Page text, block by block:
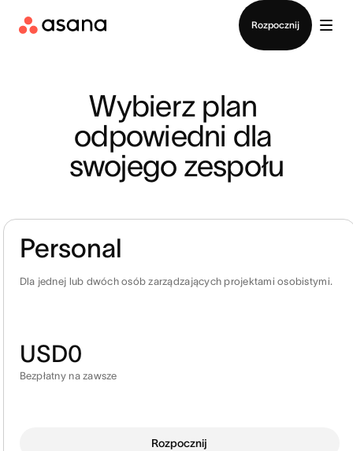
Rozpocznij
Wybierz plan
odpowiedni dla
swojego zespołu
Personal
Dla jednej lub dwóch osób zarządzających projektami osobistymi.
USD0
Bezpłatny na zawsze
Rozpocznij